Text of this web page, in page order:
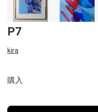
P7
kira
購入